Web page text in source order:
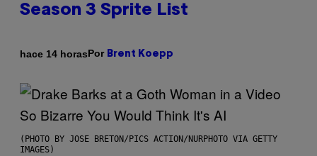
Season 3 Sprite List
hace 14 horasPor Brent Koepp
(PHOTO BY JOSE BRETON/PICS ACTION/NURPHOTO VIA GETTY
IMAGES)